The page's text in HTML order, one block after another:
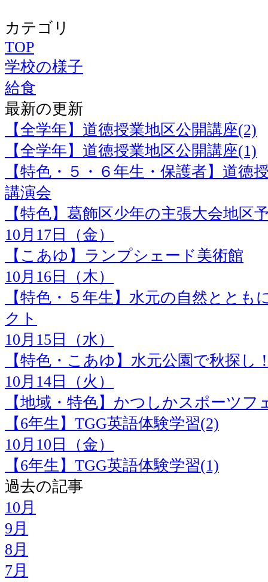
カテゴリ
TOP
学校の様子
給食
最新の更新
【全学年】道徳授業地区公開講座(2)
【全学年】道徳授業地区公開講座(1)
【特色・５・６年生・保護者】道徳
講演会
【特色】葛飾区少年の主張大会地区
10月17日（金）
【こあゆ】ランプシェード美術館
10月16日（木）
【特色・５年生】水元の自然ととも
クト
10月15日（水）
【特色・こあゆ】水元公園で秋探し
10月14日（火）
【地域・特色】かつしかスポーツフ
【6年生】TGG英語体験学習(2)
10月10日（金）
【6年生】TGG英語体験学習(1)
過去の記事
10月
9月
8月
7月